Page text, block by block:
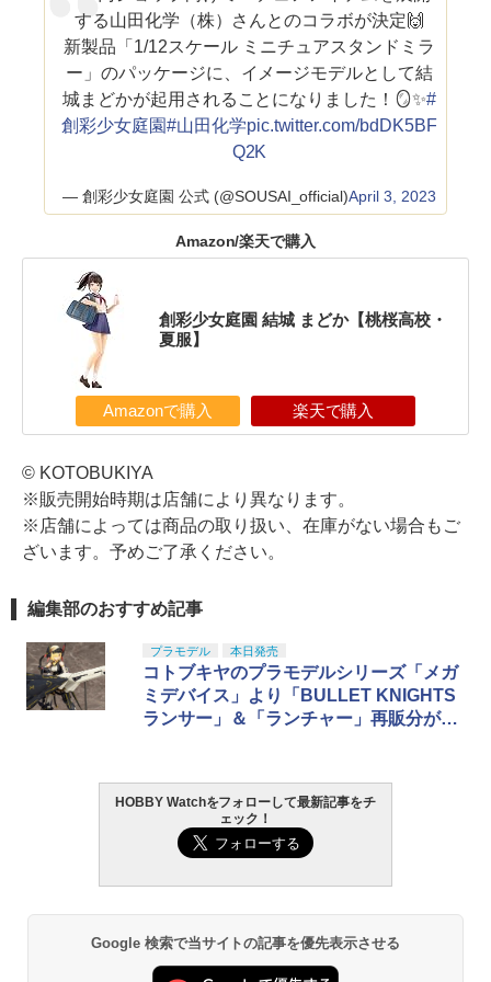
する山田化学（株）さんとのコラボが決定🙌
新製品「1/12スケール ミニチュアスタンドミラ
ー」のパッケージに、イメージモデルとして結
城まどかが起用されることになりました！🪞✨#
創彩少女庭園#山田化学pic.twitter.com/bdDK5BF
Q2K
— 創彩少女庭園 公式 (@SOUSAI_official)April 3, 2023
Amazon/楽天で購入
創彩少女庭園 結城 まどか【桃桜高校・
夏服】
Amazonで購入 楽天で購入
© KOTOBUKIYA
※販売開始時期は店舗により異なります。
※店舗によっては商品の取り扱い、在庫がない場合もご
ざいます。予めご了承ください。
編集部のおすすめ記事
プラモデル 本日発売
コトブキヤのプラモデルシリーズ「メガ
ミデバイス」より「BULLET KNIGHTS
ランサー」＆「ランチャー」再販分が本
HOBBY Watchをフォローして最新記事をチ
ェック！
Google 検索で当サイトの記事を優先表示させる